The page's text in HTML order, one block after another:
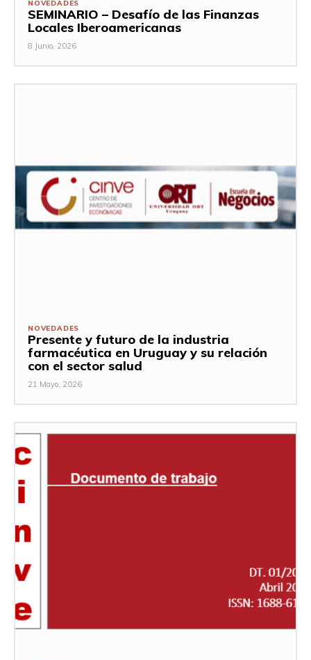
NOVEDADES
SEMINARIO – Desafío de las Finanzas
Locales Iberoamericanas
8 Junio, 2026
NOVEDADES
Presente y futuro de la industria
farmacéutica en Uruguay y su relación
con el sector salud
21 Mayo, 2026